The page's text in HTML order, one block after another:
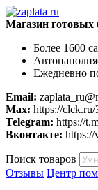
Магазин готовых
Более 1600
Ежедневно
Email:
Max: https://
Telegram: https://
Вконтакте: https://
Поиск товаров
Отзывы Центр